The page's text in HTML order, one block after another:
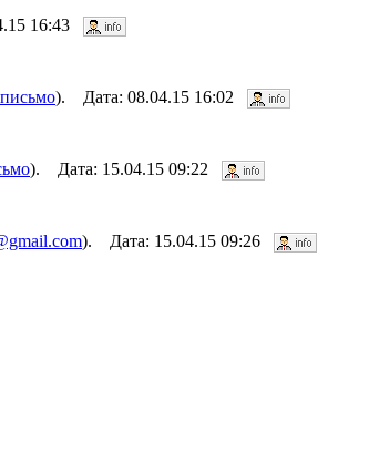
16:43
). Дата: 08.04.15 16:02
). Дата: 15.04.15 09:22
). Дата: 15.04.15 09:26